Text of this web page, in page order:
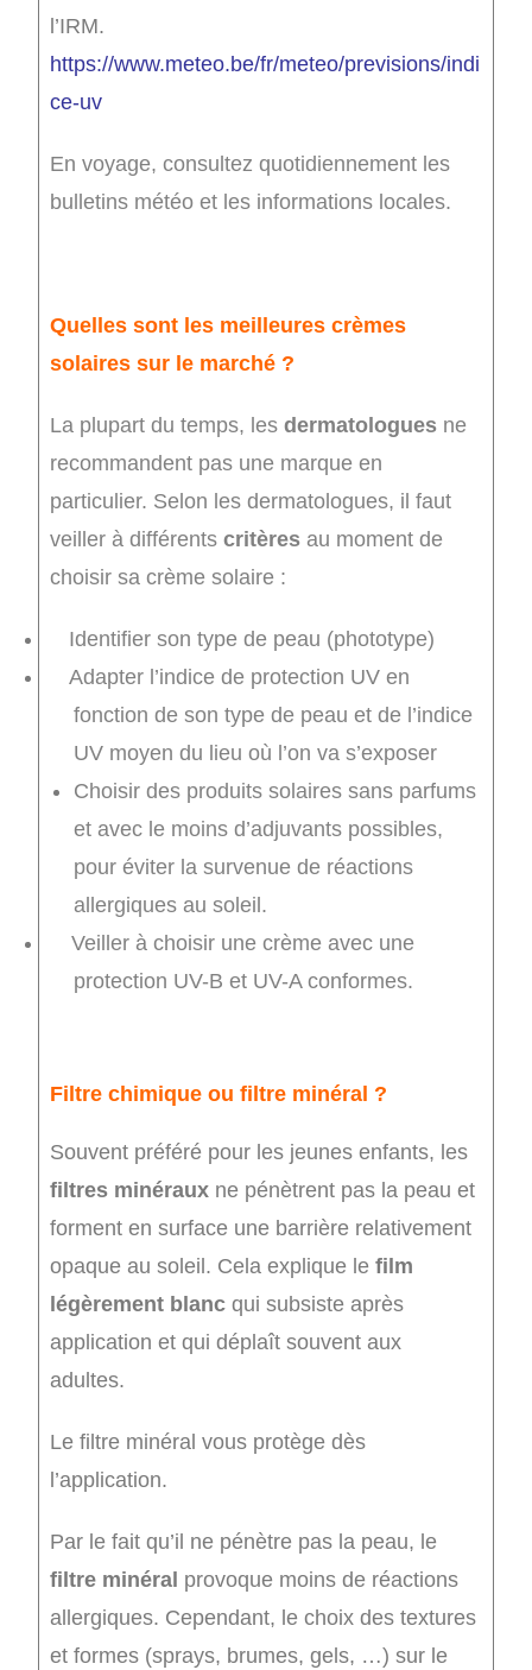
l’IRM.
https://www.meteo.be/fr/meteo/previsions/indi
ce-uv
En voyage, consultez quotidiennement les
bulletins météo et les informations locales.
Quelles sont les meilleures crèmes
solaires sur le marché ?
La plupart du temps, lesdermatologues ne
recommandent pas une marque en
particulier. Selon les dermatologues, il faut
veiller à différentscritères au moment de
choisir sa crème solaire :
Identifier son type de peau (phototype)
Adapter l’indice de protection UV en
fonction de son type de peau et de l’indice
UV moyen du lieu où l’on va s’exposer
Choisir des produits solaires sans parfums
et avec le moins d’adjuvants possibles,
pour éviter la survenue de réactions
allergiques au soleil.
Veiller à choisir une crème avec une
protection UV-B et UV-A conformes.
Filtre chimique ou filtre minéral ?
Souvent préféré pour les jeunes enfants, les
filtres minéraux ne pénètrent pas la peau et
forment en surface une barrière relativement
opaque au soleil. Cela explique lefilm
légèrement blanc qui subsiste après
application et qui déplaît souvent aux
adultes.
Le filtre minéral vous protège dès
l’application.
Par le fait qu’il ne pénètre pas la peau, le
filtre minéral provoque moins de réactions
allergiques. Cependant, le choix des textures
et formes (sprays, brumes, gels, …) sur le